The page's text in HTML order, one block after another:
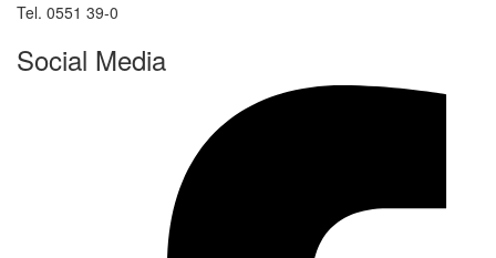
Tel. 0551 39-0
Social Media